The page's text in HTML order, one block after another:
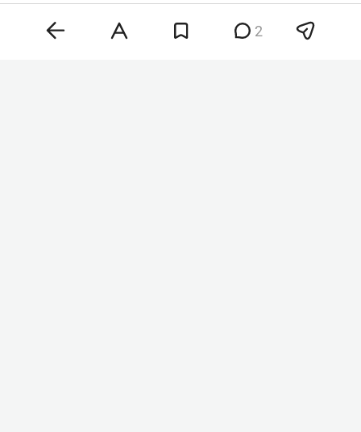
Комментарии
2